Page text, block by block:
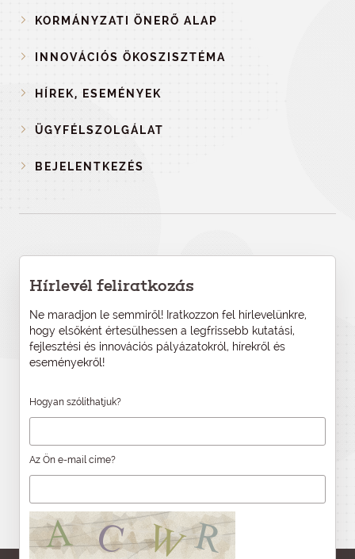
KORMÁNYZATI ÖNERŐ ALAP
INNOVÁCIÓS ÖKOSZISZTÉMA
HÍREK, ESEMÉNYEK
ÜGYFÉLSZOLGÁLAT
BEJELENTKEZÉS
Hírlevél feliratkozás
Ne maradjon le semmiről! Iratkozzon fel hírlevelünkre,
hogy elsőként értesülhessen a legfrissebb kutatási,
fejlesztési és innovációs pályázatokról, hírekről és
eseményekről!
Hogyan szólíthatjuk?
Az Ön e-mail címe?